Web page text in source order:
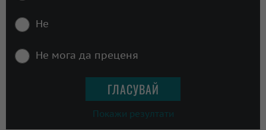
Не
Не мога да преценя
Покажи резултати